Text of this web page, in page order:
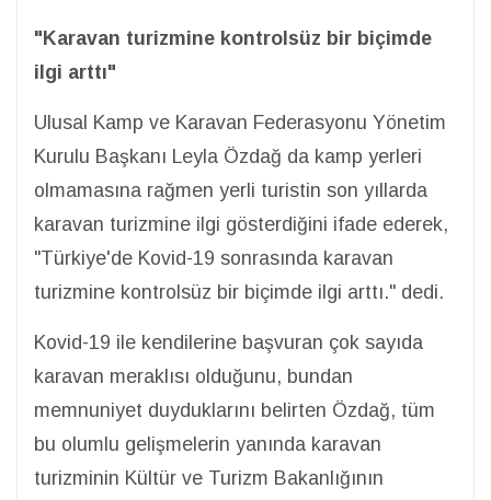
"Karavan turizmine kontrolsüz bir biçimde
ilgi arttı"
Ulusal Kamp ve Karavan Federasyonu Yönetim
Kurulu Başkanı Leyla Özdağ da kamp yerleri
olmamasına rağmen yerli turistin son yıllarda
karavan turizmine ilgi gösterdiğini ifade ederek,
"Türkiye'de Kovid-19 sonrasında karavan
turizmine kontrolsüz bir biçimde ilgi arttı." dedi.
Kovid-19 ile kendilerine başvuran çok sayıda
karavan meraklısı olduğunu, bundan
memnuniyet duyduklarını belirten Özdağ, tüm
bu olumlu gelişmelerin yanında karavan
turizminin Kültür ve Turizm Bakanlığının